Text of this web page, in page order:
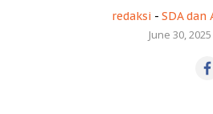
redaksi - SDA dan
June 30, 2025